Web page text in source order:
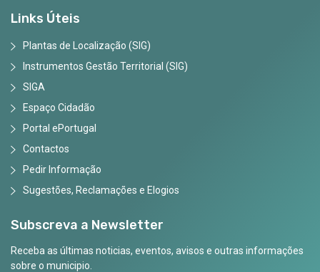
Links Úteis
Plantas de Localização (SIG)
Instrumentos Gestão Territorial (SIG)
SIGA
Espaço Cidadão
Portal ePortugal
Contactos
Pedir Informação
Sugestões, Reclamações e Elogios
Subscreva a Newsletter
Receba as últimas noticias, eventos, avisos e outras informações
sobre o municipio.